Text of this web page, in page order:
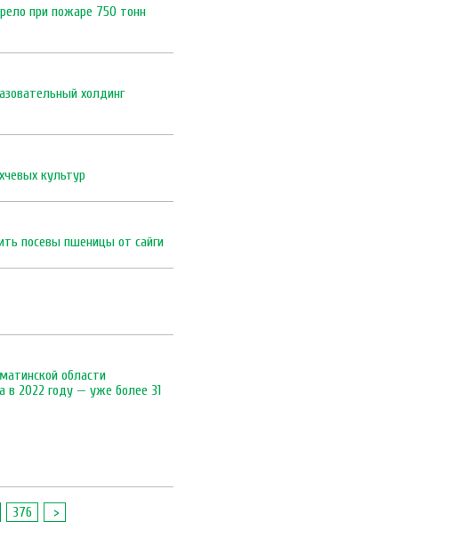
при пожаре 750 тонн
холдинг
культур
посевы пшеницы от сайги
области
в 2022 году — уже более 31
376 >